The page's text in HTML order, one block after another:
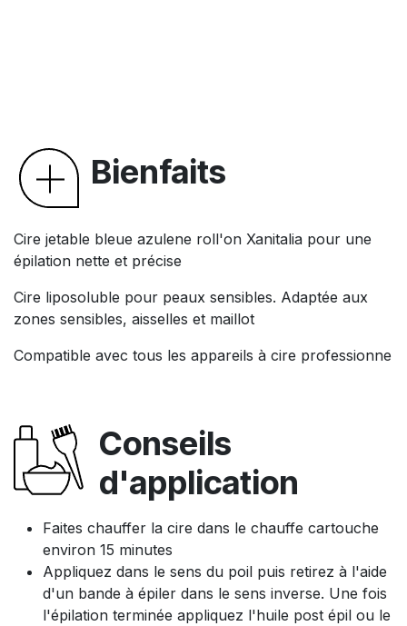
Bienfaits
Cire jetable bleue azulene roll'on Xanitalia pour une
épilation nette et précise
Cire liposoluble pour peaux sensibles. Adaptée aux
zones sensibles, aisselles et maillot
Compatible avec tous les appareils à cire professionne
Conseils
d'application
Faites chauffer la cire dans le chauffe cartouche
environ 15 minutes
Appliquez dans le sens du poil puis retirez à l'aide
d'un bande à épiler dans le sens inverse. Une fois
l'épilation terminée appliquez l'huile post épil ou le